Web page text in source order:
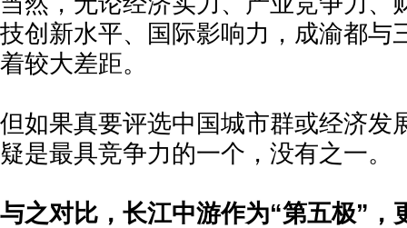
技创新水平、国际影响力，成渝都与
着较大差距。
但如果真要评选中国城市群或经济发
疑是最具竞争力的一个，没有之一。
与之对比，长江中游作为“第五极”，